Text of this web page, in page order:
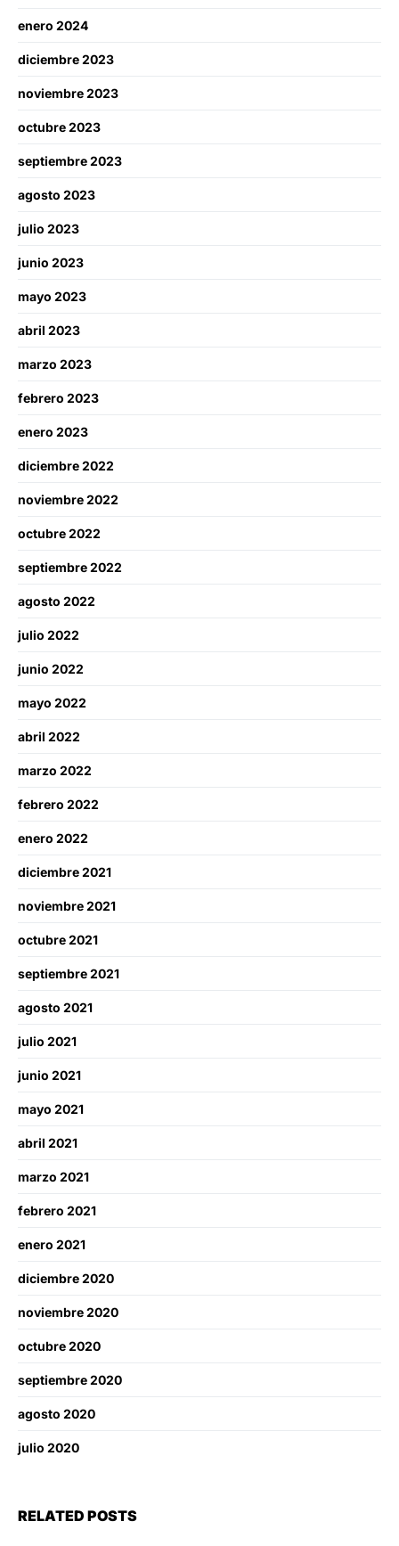
enero 2024
diciembre 2023
noviembre 2023
octubre 2023
septiembre 2023
agosto 2023
julio 2023
junio 2023
mayo 2023
abril 2023
marzo 2023
febrero 2023
enero 2023
diciembre 2022
noviembre 2022
octubre 2022
septiembre 2022
agosto 2022
julio 2022
junio 2022
mayo 2022
abril 2022
marzo 2022
febrero 2022
enero 2022
diciembre 2021
noviembre 2021
octubre 2021
septiembre 2021
agosto 2021
julio 2021
junio 2021
mayo 2021
abril 2021
marzo 2021
febrero 2021
enero 2021
diciembre 2020
noviembre 2020
octubre 2020
septiembre 2020
agosto 2020
julio 2020
RELATED POSTS